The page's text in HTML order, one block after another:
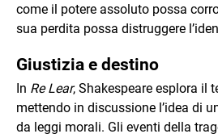
come il potere assoluto possa
sua perdita possa distruggere
Giustizia e destino
In Re Lear, Shakespeare esplora il
mettendo in discussione l’idea di
da leggi morali. Gli eventi della